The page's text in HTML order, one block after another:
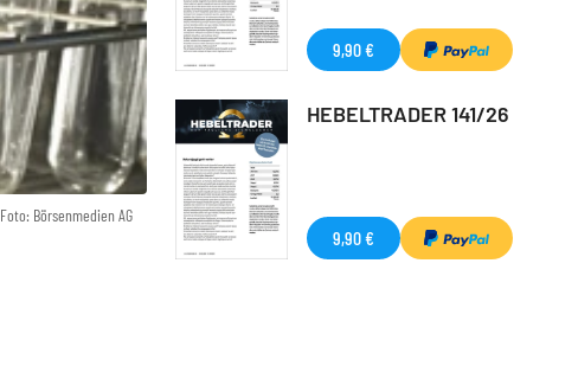
Foto: Börsenmedien AG
9,90 €
HEBELTRADER 141/26
9,90 €